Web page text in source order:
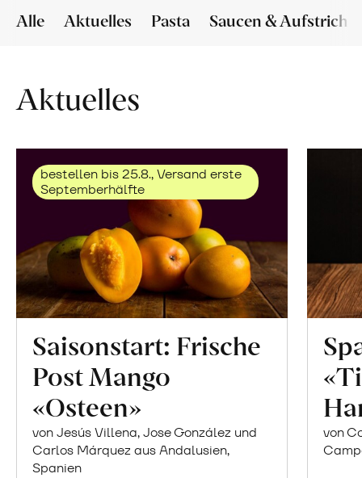
Alle Aktuelles Pasta Saucen & Aufstriche
Aktuelles
bestellen bis 25.8., Versand erste
Septemberhälfte
Saisonstart: Frische
Post Mango
«Osteen»
von Jesús Villena, Jose González und
Carlos Márquez aus Andalusien,
Spanien
von